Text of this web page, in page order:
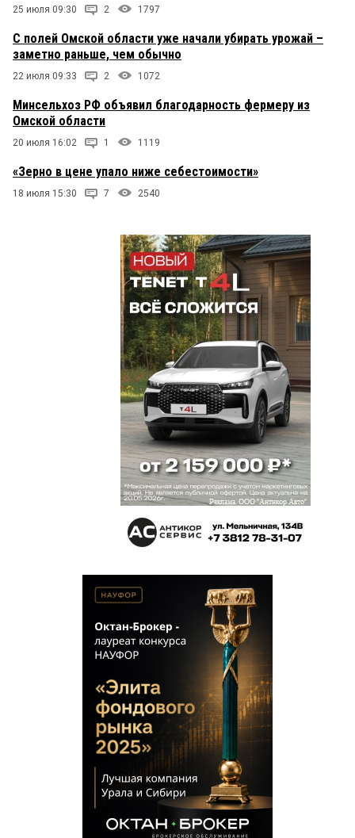
25 июля 09:30 2 1797
С полей Омской области уже начали убирать урожай –
заметно раньше, чем обычно
22 июля 09:33 2 1072
Минсельхоз РФ объявил благодарность фермеру из
Омской области
20 июля 16:02 1 1119
«Зерно в цене упало ниже себестоимости»
18 июля 15:30 7 2540